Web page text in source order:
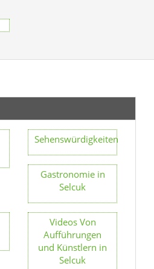
Sehenswürdigkeiten
Gastronomie in
Selcuk
Videos Von
Aufführungen
und Künstlern in
Selcuk